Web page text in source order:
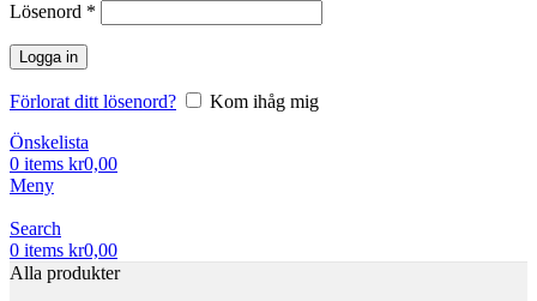
Lösenord *
Logga in
Förlorat ditt lösenord?
Kom ihåg mig
Önskelista
0 items kr0,00
Meny
Search
0 items kr0,00
Alla produkter